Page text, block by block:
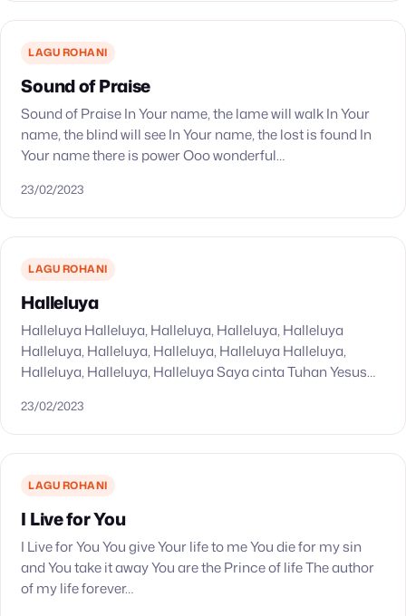
LAGU ROHANI
Sound of Praise
Sound of Praise In Your name, the lame will walk In Your
name, the blind will see In Your name, the lost is found In
Your name there is power Ooo wonderful…
23/02/2023
LAGU ROHANI
Halleluya
Halleluya Halleluya, Halleluya, Halleluya, Halleluya
Halleluya, Halleluya, Halleluya, Halleluya Halleluya,
Halleluya, Halleluya, Halleluya Saya cinta Tuhan Yesus
cinta Tuhan Yesus Halleluya, Halleluya, Halleluya,…
23/02/2023
LAGU ROHANI
I Live for You
I Live for You You give Your life to me You die for my sin
and You take it away You are the Prince of life The author
of my life forever…